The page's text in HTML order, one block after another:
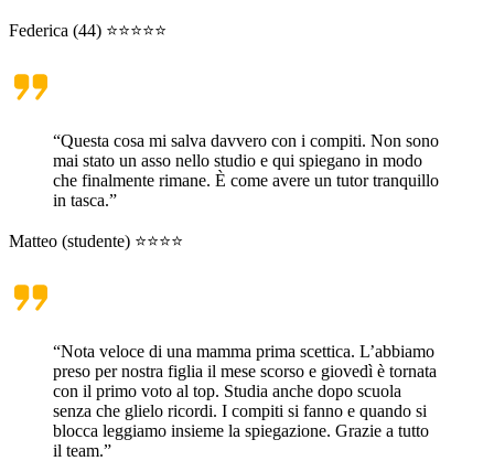
Federica (44) ⭐⭐⭐⭐⭐
“Questa cosa mi salva davvero con i compiti. Non sono
mai stato un asso nello studio e qui spiegano in modo
che finalmente rimane. È come avere un tutor tranquillo
in tasca.”
Matteo (studente) ⭐⭐⭐⭐
“Nota veloce di una mamma prima scettica. L’abbiamo
preso per nostra figlia il mese scorso e giovedì è tornata
con il primo voto al top. Studia anche dopo scuola
senza che glielo ricordi. I compiti si fanno e quando si
blocca leggiamo insieme la spiegazione. Grazie a tutto
il team.”